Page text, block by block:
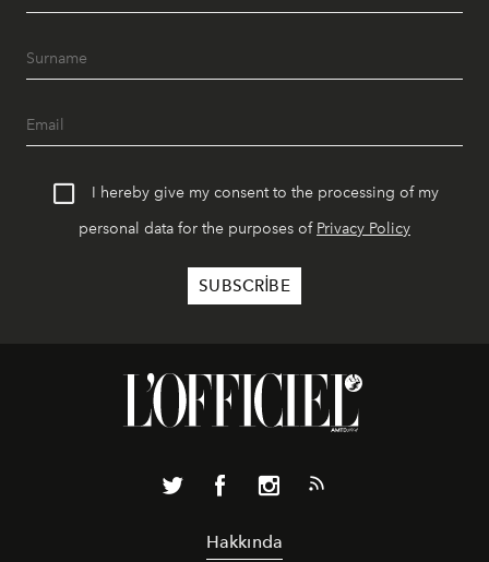
I hereby give my consent to the processing of my
personal data for the purposes of Privacy Policy
Hakkında